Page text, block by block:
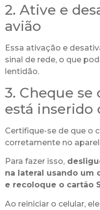
2. Ative e
avião
Essa ativação e
sinal de rede, o que
lentidão.
3. Cheque se
está
Certifique-se de que o
corretamente no
Para fazer isso,
na lateral usando um
e recoloque o cartão
Ao reiniciar o celular,